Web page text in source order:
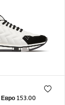
Евро 153.00